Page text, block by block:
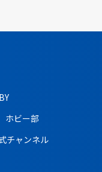
ホビー部
チャンネル